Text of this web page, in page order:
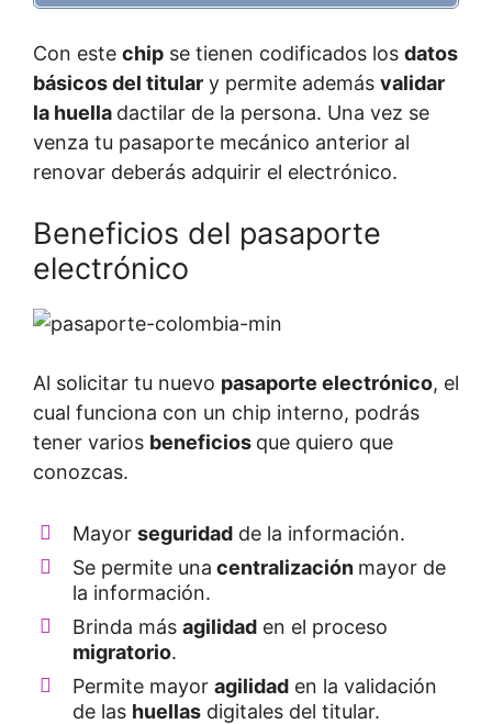
Con este chip se tienen codificados los datos
básicos del titular y permite además validar
la huella dactilar de la persona. Una vez se
venza tu pasaporte mecánico anterior al
renovar deberás adquirir el electrónico.
Beneficios del pasaporte
electrónico
Al solicitar tu nuevo pasaporte electrónico, el
cual funciona con un chip interno, podrás
tener varios beneficios que quiero que
conozcas.
Mayor seguridad de la información.
Se permite una centralización mayor de
la información.
Brinda más agilidad en el proceso
migratorio.
Permite mayor agilidad en la validación
de las huellas digitales del titular.